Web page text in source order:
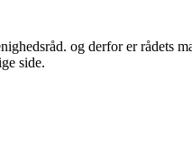
og derfor er rådets
side.